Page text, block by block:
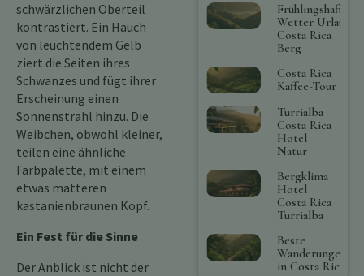
schwärzlichen Oberteil
kontrastiert. Ein Hauch
von leuchtendem Gelb
ziert die Seiten ihres
Schwanzes und fügt ihrer
Erscheinung einen
Sonnenstrahl hinzu. Die
Weibchen, obwohl kleiner,
teilen eine ähnliche
Farbpalette, mit einem
etwas matteren
kastanienbraunen Kopf.
Ein Fest für die Sinne
Der Anblick ist nicht der
Frühlingshaftes
Wetter Urlaub
Costa Rica
Berg
Costa Rica
Kaffee-Tour
Turrialba
Costa Rica
Hotel
Natur
Bergklima
Hotel
Costa Rica
Turrialba
Beste
Wanderungen
in Costa Rica